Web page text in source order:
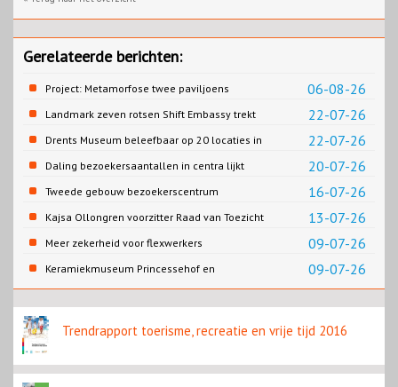
Gerelateerde berichten:
06-08-26
Project: Metamorfose twee paviljoens
Biesbosch MuseumEiland
22-07-26
Landmark zeven rotsen Shift Embassy trekt
naar verwachting honderdduizenden
22-07-26
Drents Museum beleefbaar op 20 locaties in
Drenthe
20-07-26
Daling bezoekersaantallen in centra lijkt
gestopt
16-07-26
Tweede gebouw bezoekerscentrum
Loevestein dichterbij
13-07-26
Kajsa Ollongren voorzitter Raad van Toezicht
Rijksmuseum
09-07-26
Meer zekerheid voor flexwerkers
09-07-26
Keramiekmuseum Princessehof en
Slavernijmuseum werken samen in
koffietentoonstelling
Trendrapport toerisme, recreatie en vrije tijd 2016